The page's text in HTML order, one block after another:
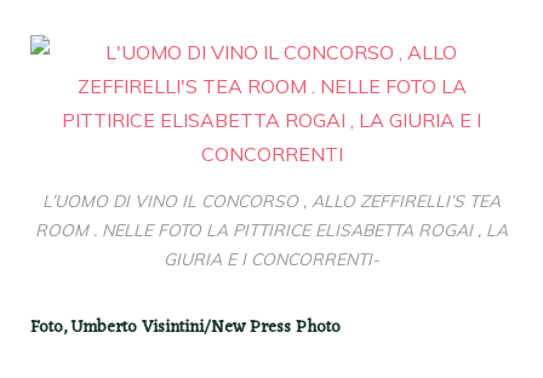
L’UOMO DI VINO IL CONCORSO , ALLO ZEFFIRELLI’S TEA
ROOM . NELLE FOTO LA PITTIRICE ELISABETTA ROGAI , LA
GIURIA E I CONCORRENTI-
Foto, Umberto Visintini/New Press Photo